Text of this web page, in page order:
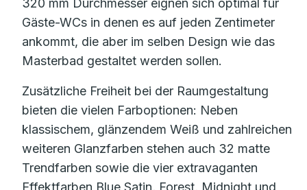
Gäste-WCs in denen es auf jeden Zentimeter
ankommt, die aber im selben Design wie das
Masterbad gestaltet werden sollen.
Zusätzliche Freiheit bei der Raumgestaltung
bieten die vielen Farboptionen: Neben
klassischem, glänzendem Weiß und zahlreichen
weiteren Glanzfarben stehen auch 32 matte
Trendfarben sowie die vier extravaganten
Effektfarben Blue Satin, Forest, Midnight und